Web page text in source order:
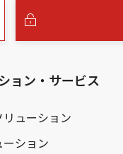
ョン・サービス
ューション
ション